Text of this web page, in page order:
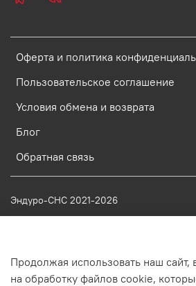
Оферта и политика
Пользовательское соглашение
Условия обмена и возврата
Блог
Обратная связь
Эндуро-СНС 2021-2026
г. Санкт-Петербург
Продолжая использовать наш сайт,
на обработку файлов cookie,